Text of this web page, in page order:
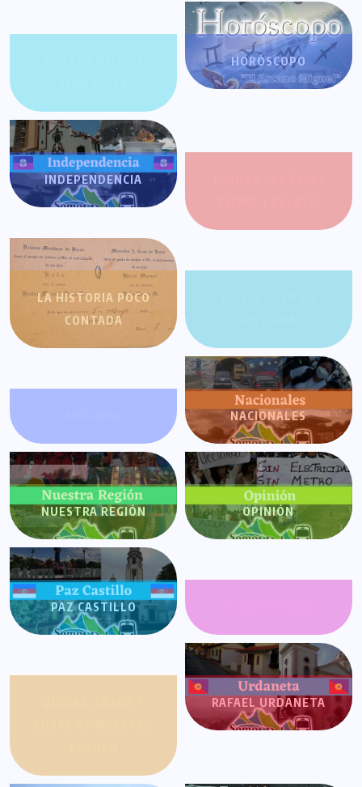
HORÓSCOPO
INDEPENDENCIA
LA HISTORIA POCO
CONTADA
NACIONALES
NUESTRA REGIÓN OPINIÓN
PAZ CASTILLO
RAFAEL URDANETA